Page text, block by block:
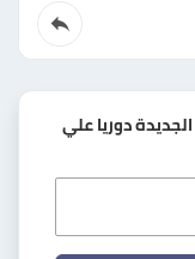
الجديدة دوريا علي